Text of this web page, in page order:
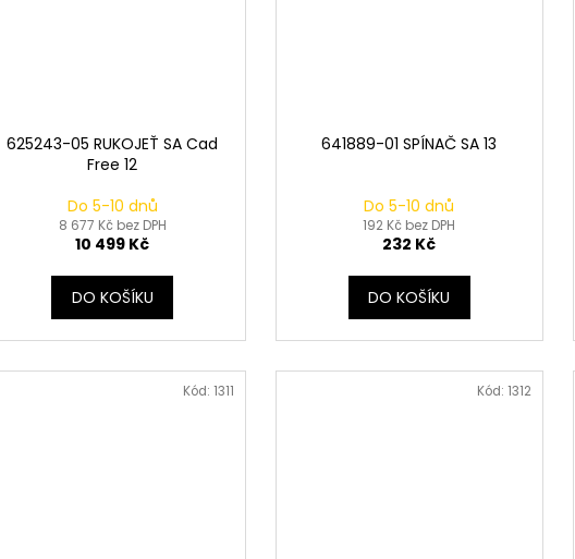
625243-05 RUKOJEŤ SA Cad
Free 12
Do 5-10 dnů
8 677 Kč bez DPH
10 499 Kč
DO KOŠÍKU
641889-01 SPÍNAČ SA 13
Do 5-10 dnů
192 Kč bez DPH
232 Kč
DO KOŠÍKU
Kód:1311 Kód: 1312